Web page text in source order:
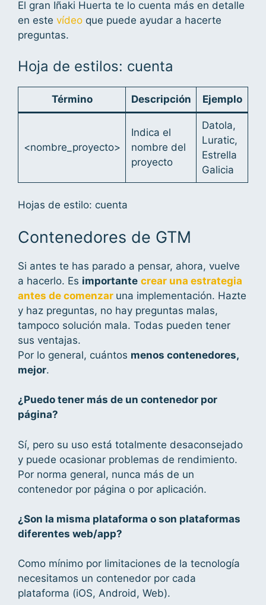
El gran Iñaki Huerta te lo cuenta más en detalle
en este vídeo que puede ayudar a hacerte
preguntas.
Hoja de estilos: cuenta
Término Descripción Ejemplo
<nombre_proyecto>
Indica el
nombre del
proyecto
Datola,
Luratic,
Estrella
Galicia
Hojas de estilo: cuenta
Contenedores de GTM
Si antes te has parado a pensar, ahora, vuelve
a hacerlo. Es importante crear una estrategia
antes de comenzar una implementación. Hazte
y haz preguntas, no hay preguntas malas,
tampoco solución mala. Todas pueden tener
sus ventajas.
Por lo general, cuántos menos contenedores,
mejor.
¿Puedo tener más de un contenedor por
página?
Sí, pero su uso está totalmente desaconsejado
y puede ocasionar problemas de rendimiento.
Por norma general, nunca más de un
contenedor por página o por aplicación.
¿Son la misma plataforma o son plataformas
diferentes web/app?
Como mínimo por limitaciones de la tecnología
necesitamos un contenedor por cada
plataforma (iOS, Android, Web).